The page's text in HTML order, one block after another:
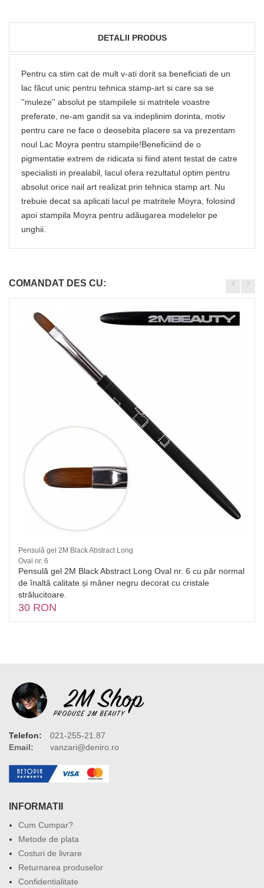
DETALII PRODUS
Pentru ca stim cat de mult v-ati dorit sa beneficiati de un
lac făcut unic pentru tehnica stamp-art si care sa se
''muleze'' absolut pe stampilele si matritele voastre
preferate, ne-am gandit sa va indeplinim dorinta, motiv
pentru care ne face o deosebita placere sa va prezentam
noul Lac Moyra pentru stampile!Beneficiind de o
pigmentatie extrem de ridicata si fiind atent testat de catre
specialisti in prealabil, lacul ofera rezultatul optim pentru
absolut orice nail art realizat prin tehnica stamp art. Nu
trebuie decat sa aplicati lacul pe matritele Moyra, folosind
apoi stampila Moyra pentru adăugarea modelelor pe
unghii.
COMANDAT DES CU:
Pensulă gel 2M Black Abstract Long
Oval nr. 6
Pensulă gel 2M Black Abstract Long Oval nr. 6 cu păr normal
de înaltă calitate și mâner negru decorat cu cristale
strălucitoare.
30 RON
Telefon:
021-255-21.87
Email:
vanzari@deniro.ro
INFORMATII
Cum Cumpar?
Metode de plata
Costuri de livrare
Returnarea produselor
Confidentialitate